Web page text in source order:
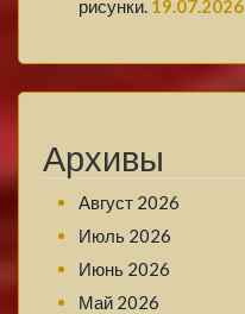
рисунки. 19.07.2026
Архивы
Август 2026
Июль 2026
Июнь 2026
Май 2026